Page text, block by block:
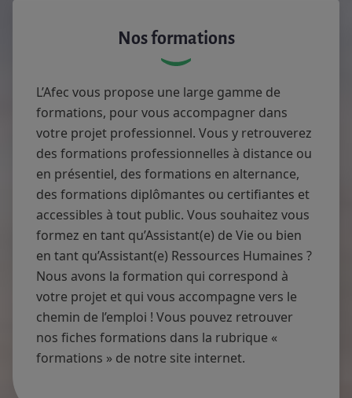
Nos formations
L’Afec vous propose une large gamme de
formations, pour vous accompagner dans
votre projet professionnel. Vous y retrouverez
des formations professionnelles à distance ou
en présentiel, des formations en alternance,
des formations diplômantes ou certifiantes et
accessibles à tout public. Vous souhaitez vous
formez en tant qu’Assistant(e) de Vie ou bien
en tant qu’Assistant(e) Ressources Humaines ?
Nous avons la formation qui correspond à
votre projet et qui vous accompagne vers le
chemin de l’emploi ! Vous pouvez retrouver
nos fiches formations dans la rubrique «
formations » de notre site internet.